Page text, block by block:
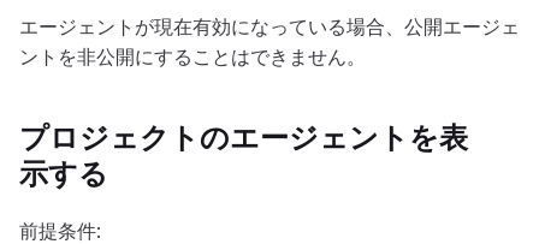
エージェントが現在有効になっている場合、公開エージェ
ントを非公開にすることはできません。
プロジェクトのエージェントを表
示する
前提条件: